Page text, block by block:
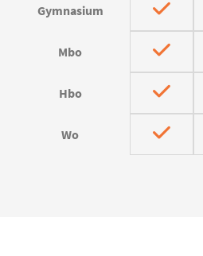
Gymnasium
Mbo
Hbo
Wo